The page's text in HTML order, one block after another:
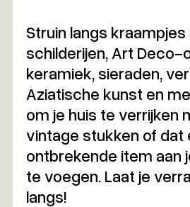
Struin langs kraampjes
schilderijen, Art Deco-
keramiek, sieraden,
Aziatische kunst en
om je huis te verrijken
vintage stukken of dat
ontbrekende item aan
te voegen. Laat je
langs!